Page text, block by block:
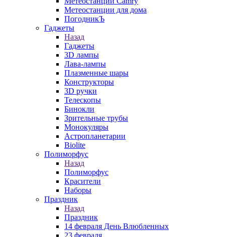
Метеостанции для дома
ПогодникЪ
Гаджеты
Назад
Гаджеты
3D лампы
Лава-лампы
Плазменные шары
Конструкторы
3D ручки
Телескопы
Бинокли
Зрительные трубы
Монокуляры
Астропланетарии
Biolite
Полиморфус
Назад
Полиморфус
Красители
Наборы
Праздник
Назад
Праздник
14 февраля День Влюбленных
23 февраля